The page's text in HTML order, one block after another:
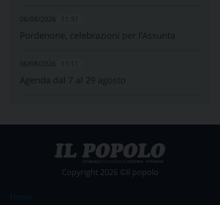
06/08/2026 11:31
Pordenone, celebrazioni per l’Assunta
06/08/2026 11:11
Agenda dal 7 al 29 agosto
Copyright 2026 ©Il popolo